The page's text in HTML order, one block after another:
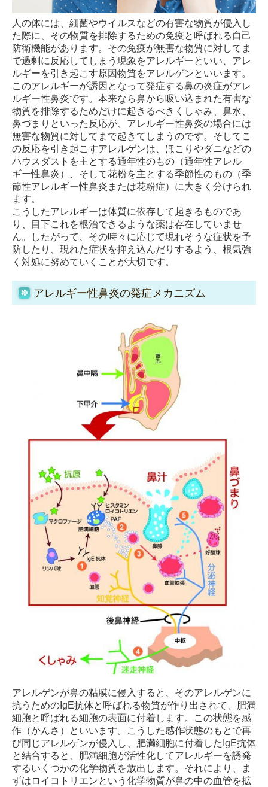
人の体には、細菌やウイルスなどの有害な物質が侵入し
た際に、その物質を排除するための免疫と呼ばれる自己
防衛機能があります。その免疫が無害な物質に対してま
で過剰に反応してしまう現象をアレルギーといい、アレ
ルギーを引き起こす原因物質をアレルゲンといいます。
このアレルギーが誘因となって発症する鼻の炎症がアレ
ルギー性鼻炎です。本来なら鼻から吸い込まれた有害な
物質を排除するためだけに起きるべきくしゃみ、鼻水、
鼻づまりといった反応が、アレルギー性鼻炎の場合には
無害な物質に対してまで起きてしまうのです。そしてこ
の反応を引き起こすアレルゲンは、ほこりやダニなどの
ハウスダストを主とする通年性のもの（通年性アレル
ギー性鼻炎）、そして花粉を主とする季節性のもの（季
節性アレルギー性鼻炎または花粉症）に大きく分けられ
ます。
こうしたアレルギーは体質に依存して起きるものであ
り、目下これを根治できるような薬は存在していませ
ん。したがって、その時々に応じて現れそうな症状を予
防したり、現れた症状を抑え込んだりするよう、根気強
く対処に努めていくことが大切です。
アレルギー性鼻炎の発症メカニズム
アレルゲンが鼻の粘膜に侵入すると、そのアレルゲンに
抗うためのIgE抗体と呼ばれる物質が作り出されて、肥満
細胞と呼ばれる細胞の表面に付着します。この状態を感
作（かんさ）といいます。こうした感作状態のもとで再
び同じアレルゲンが侵入し、肥満細胞に付着したIgE抗体
と結合すると、肥満細胞が活性化してアレルギーを誘発
するいくつかの化学物質を放出します。それにより、ま
ずはロイコトリエンという化学物質が鼻の中の血管を拡